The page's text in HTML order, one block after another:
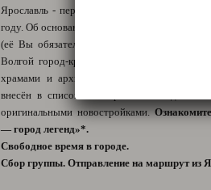
Ярославль - первый христианский город
году. Об основании города до наших дней
(её Вы обязательно услышите во время
Волгой город-красавец, радуя и удивляя
храмами и архитектурными ансамблями
внесён в список Всемирного наследия
оригинальными новостройками.
— город легенд»*.
Свободное время в городе.
Сбор группы. Отправление на маршрут из